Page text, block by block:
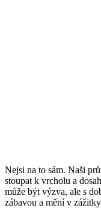
Nejsi na to sám. Naši
stoupat k vrcholu a
může být výzva, ale s
zábavou a mění v